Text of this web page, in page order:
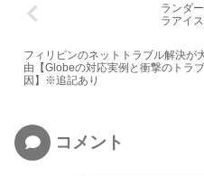
ランダ
ラアイ
フィリピンのネットトラブル解決が
由【Globeの対応実例と衝撃のトラ
因】※追記あり
コメント